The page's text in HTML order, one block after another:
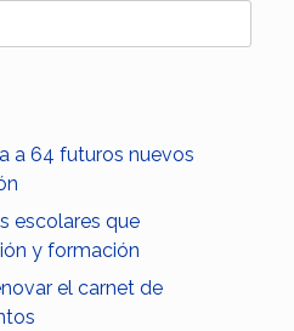
a 64 futuros nuevos
escolares que
y formación
el carnet de